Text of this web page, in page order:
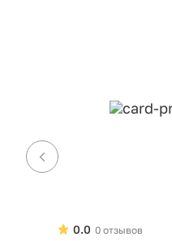
0 отзывов
0.0